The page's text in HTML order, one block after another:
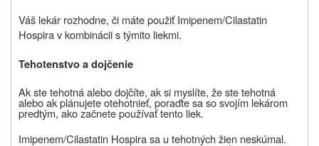
Váš lekár rozhodne, či máte použiť Imipenem/Cilastatin
Hospira v kombinácii s týmito liekmi.
Tehotenstvo a dojčenie
Ak ste tehotná alebo dojčíte, ak si myslíte, že ste tehotná
alebo ak plánujete otehotnieť, poraďte sa so svojím lekárom
predtým, ako začnete používať tento liek.
Imipenem/Cilastatin Hospira sa u tehotných žien neskúmal.